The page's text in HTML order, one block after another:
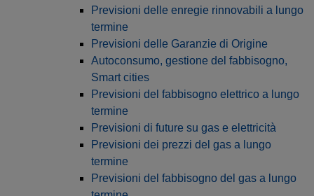
Previsioni delle enregie rinnovabili a lungo
termine
Previsioni delle Garanzie di Origine
Autoconsumo, gestione del fabbisogno,
Smart cities
Previsioni del fabbisogno elettrico a lungo
termine
Previsioni di future su gas e elettricità
Previsioni dei prezzi del gas a lungo
termine
Previsioni del fabbisogno del gas a lungo